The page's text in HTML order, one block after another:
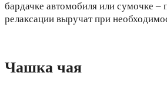
бардачке автомобиля или сумочке –
релаксации выручат при
Чашка чая